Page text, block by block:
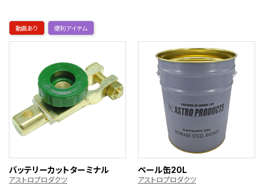
動画あり 便利アイテム
バッテリーカットターミナル
アストロプロダクツ
ペール缶20L
アストロプロダクツ